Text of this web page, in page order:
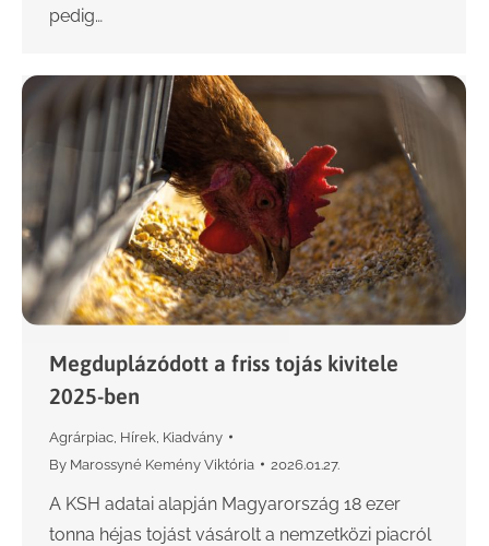
pedig…
Megduplázódott a friss tojás kivitele
2025-ben
Agrárpiac Hírek Kiadvány
By Marossyné Kemény Viktória 2026.01.27.
A KSH adatai alapján Magyarország 18 ezer
tonna héjas tojást vásárolt a nemzetközi piacról